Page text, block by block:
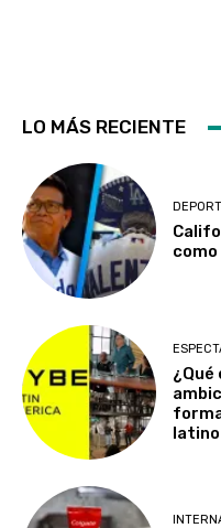
LO MÁS RECIENTE
como
¿Qué
latino